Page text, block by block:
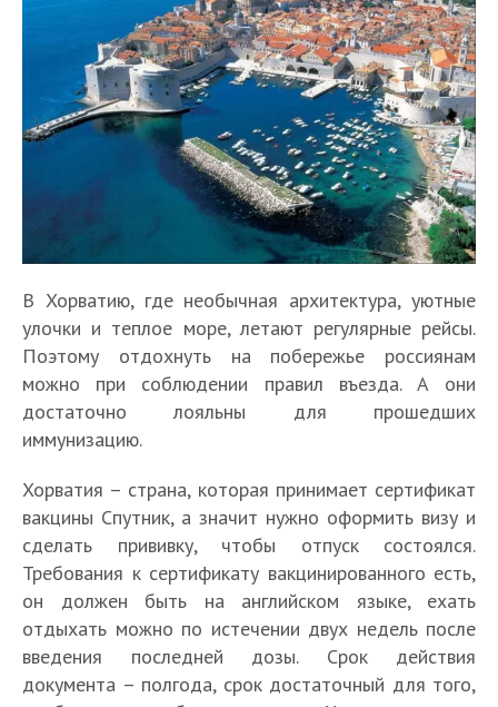
В Хорватию, где необычная архитектура, уютные
улочки и теплое море, летают регулярные рейсы.
Поэтому отдохнуть на побережье россиянам
можно при соблюдении правил въезда. А они
достаточно лояльны для прошедших
иммунизацию.
Хорватия – страна, которая принимает сертификат
вакцины Спутник, а значит нужно оформить визу и
сделать прививку, чтобы отпуск состоялся.
Требования к сертификату вакцинированного есть,
он должен быть на английском языке, ехать
отдыхать можно по истечении двух недель после
введения последней дозы. Срок действия
документа – полгода, срок достаточный для того,